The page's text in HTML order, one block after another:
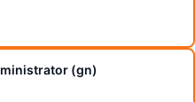
(gn)